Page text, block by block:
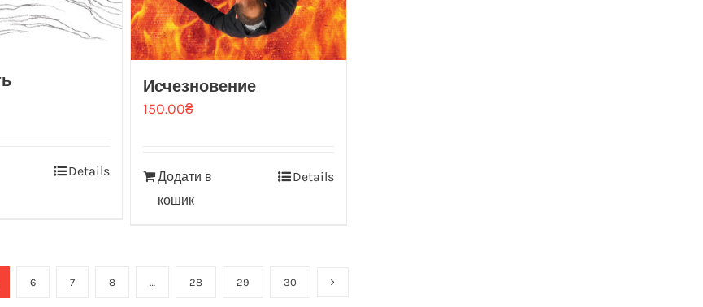
Details
Исчезновение
150.00₴
Додати в
кошик
Details
6 7 8 … 28 29 30